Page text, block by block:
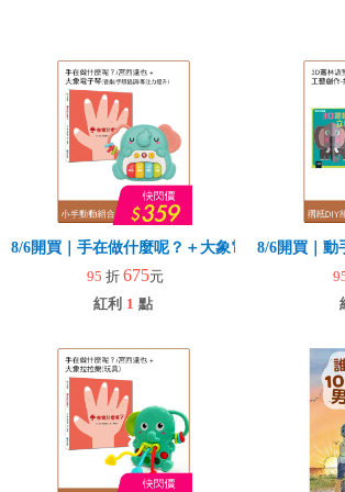
8/6開買｜手在做什麼呢？＋大象電子琴
95 折 675元
紅利 1 點
8/6開買｜動